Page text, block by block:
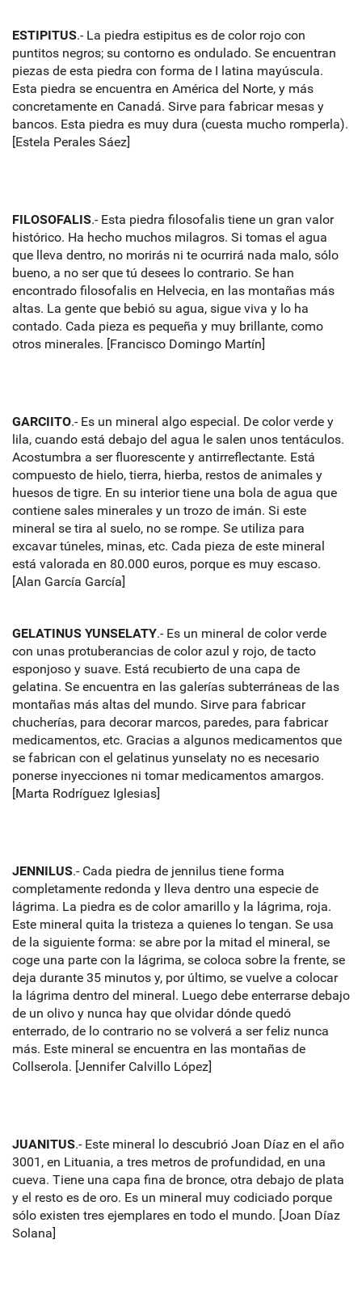
ESTIPITUS.- La piedra estipitus es de color rojo con
puntitos negros; su contorno es ondulado. Se encuentran
piezas de esta piedra con forma de I latina mayúscula.
Esta piedra se encuentra en América del Norte, y más
concretamente en Canadá. Sirve para fabricar mesas y
bancos. Esta piedra es muy dura (cuesta mucho romperla).
[Estela Perales Sáez]
FILOSOFALIS.- Esta piedra filosofalis tiene un gran valor
histórico. Ha hecho muchos milagros. Si tomas el agua
que lleva dentro, no morirás ni te ocurrirá nada malo, sólo
bueno, a no ser que tú desees lo contrario. Se han
encontrado filosofalis en Helvecia, en las montañas más
altas. La gente que bebió su agua, sigue viva y lo ha
contado. Cada pieza es pequeña y muy brillante, como
otros minerales. [Francisco Domingo Martín]
GARCIITO.- Es un mineral algo especial. De color verde y
lila, cuando está debajo del agua le salen unos tentáculos.
Acostumbra a ser fluorescente y antirreflectante. Está
compuesto de hielo, tierra, hierba, restos de animales y
huesos de tigre. En su interior tiene una bola de agua que
contiene sales minerales y un trozo de imán. Si este
mineral se tira al suelo, no se rompe. Se utiliza para
excavar túneles, minas, etc. Cada pieza de este mineral
está valorada en 80.000 euros, porque es muy escaso.
[Alan García García]
GELATINUS YUNSELATY.- Es un mineral de color verde
con unas protuberancias de color azul y rojo, de tacto
esponjoso y suave. Está recubierto de una capa de
gelatina. Se encuentra en las galerías subterráneas de las
montañas más altas del mundo. Sirve para fabricar
chucherías, para decorar marcos, paredes, para fabricar
medicamentos, etc. Gracias a algunos medicamentos que
se fabrican con el gelatinus yunselaty no es necesario
ponerse inyecciones ni tomar medicamentos amargos.
[Marta Rodríguez Iglesias]
JENNILUS.- Cada piedra de jennilus tiene forma
completamente redonda y lleva dentro una especie de
lágrima. La piedra es de color amarillo y la lágrima, roja.
Este mineral quita la tristeza a quienes lo tengan. Se usa
de la siguiente forma: se abre por la mitad el mineral, se
coge una parte con la lágrima, se coloca sobre la frente, se
deja durante 35 minutos y, por último, se vuelve a colocar
la lágrima dentro del mineral. Luego debe enterrarse debajo
de un olivo y nunca hay que olvidar dónde quedó
enterrado, de lo contrario no se volverá a ser feliz nunca
más. Este mineral se encuentra en las montañas de
Collserola. [Jennifer Calvillo López]
JUANITUS.- Este mineral lo descubrió Joan Díaz en el año
3001, en Lituania, a tres metros de profundidad, en una
cueva. Tiene una capa fina de bronce, otra debajo de plata
y el resto es de oro. Es un mineral muy codiciado porque
sólo existen tres ejemplares en todo el mundo. [Joan Díaz
Solana]